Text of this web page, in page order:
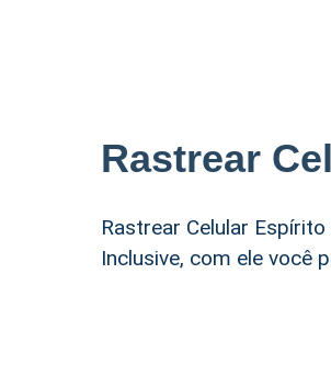
Rastrear
Rastrear Celular
Inclusive, com ele você